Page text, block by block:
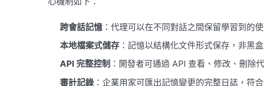
跨會話記憶 ：代理可以在不同對話之間保留學習到的
本地檔案式儲存 ：記憶以結構化文件形式保存，非黑
API 完整控制 ：開發者可通過 API 查看、修改、刪除
審計記錄 ：企業用家可匯出記憶變更的完整日誌，符